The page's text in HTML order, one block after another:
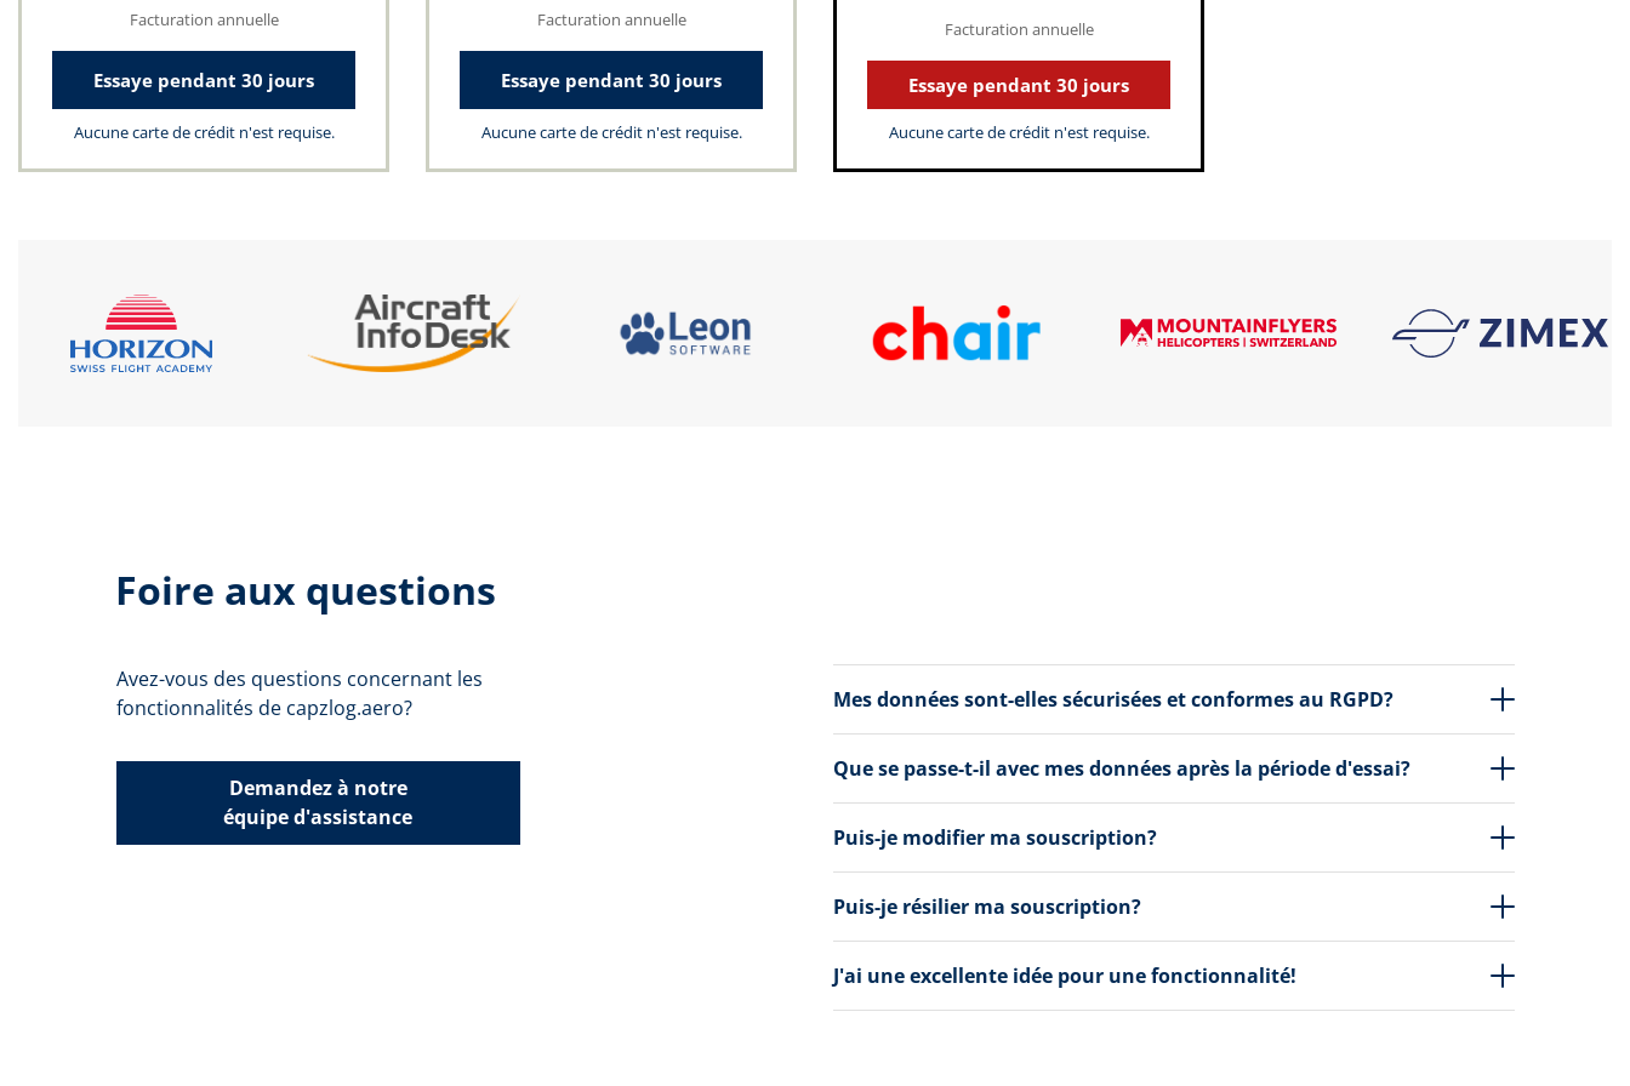
Facturation annuelle
Essaye pendant 30 jours
Aucune carte de crédit n'est requise.
Facturation annuelle
Essaye pendant 30 jours
Aucune carte de crédit n'est requise.
Facturation annuelle
Essaye pendant 30 jours
Aucune carte de crédit n'est requise.
Foire aux questions
Avez-vous des questions concernant les
fonctionnalités de capzlog.aero?
Demandez à notre
équipe d'assistance
Mes données sont-elles sécurisées et conformes au RGPD?
Que se passe-t-il avec mes données après la période d'essai?
Puis-je modifier ma souscription?
Puis-je résilier ma souscription?
J'ai une excellente idée pour une fonctionnalité!